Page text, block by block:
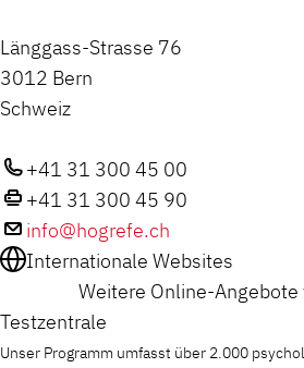
Länggass-Strasse 76
3012 Bern
Schweiz
+41 31 300 45 00
+41 31 300 45 90
info@hogrefe.ch
Internationale Websites
Weitere Online-Angebote
Testzentrale
Unser Programm umfasst über 2.000